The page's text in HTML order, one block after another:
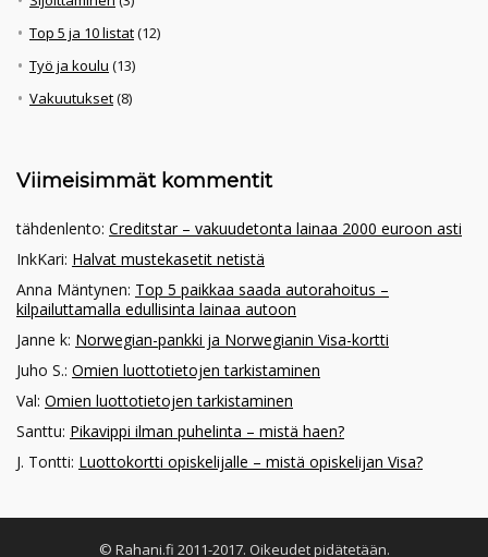
Top 5 ja 10 listat(12)
Työ ja koulu (13)
Vakuutukset(8)
Viimeisimmät kommentit
tähdenlento: Creditstar – vakuudetonta lainaa 2000 euroon asti
InkKari: Halvat mustekasetit netistä
Anna Mäntynen: Top 5 paikkaa saada autorahoitus –
kilpailuttamalla edullisinta lainaa autoon
Janne k: Norwegian-pankki ja Norwegianin Visa-kortti
Juho S.: Omien luottotietojen tarkistaminen
Val: Omien luottotietojen tarkistaminen
Santtu: Pikavippi ilman puhelinta – mistä haen?
J. Tontti: Luottokortti opiskelijalle – mistä opiskelijan Visa?
© Rahani.fi 2011-2017. Oikeudet pidätetään.